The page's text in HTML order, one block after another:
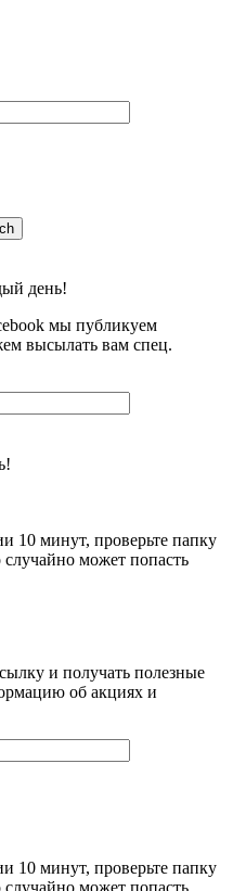
день!
мы публикуем
высылать вам спец.
10 минут, проверьте папку
может попасть
и получать полезные
об акциях и
10 минут, проверьте папку